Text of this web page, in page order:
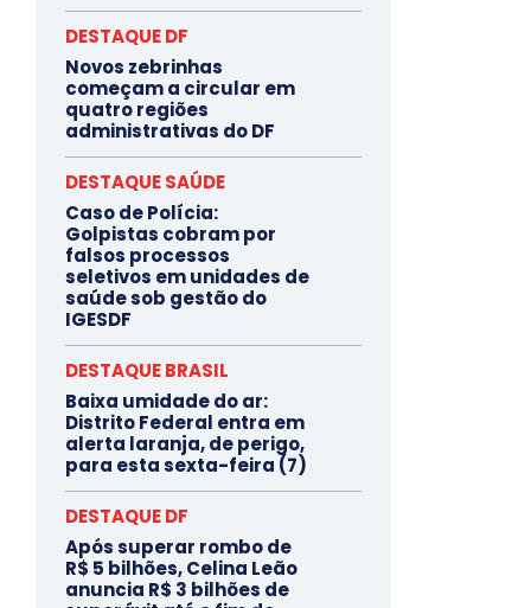
DESTAQUE DF
Novos zebrinhas
começam a circular em
quatro regiões
administrativas do DF
DESTAQUE SAÚDE
Caso de Polícia:
Golpistas cobram por
falsos processos
seletivos em unidades de
saúde sob gestão do
IGESDF
DESTAQUE BRASIL
Baixa umidade do ar:
Distrito Federal entra em
alerta laranja, de perigo,
para esta sexta-feira (7)
DESTAQUE DF
Após superar rombo de
R$ 5 bilhões, Celina Leão
anuncia R$ 3 bilhões de